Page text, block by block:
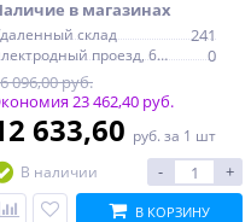
в магазинах
склад 241
Электродный проезд, 6с1
0
096,00 руб.
23 462,40 руб.
633,60 руб. за 1 шт
В наличии
- +
В КОРЗИНУ